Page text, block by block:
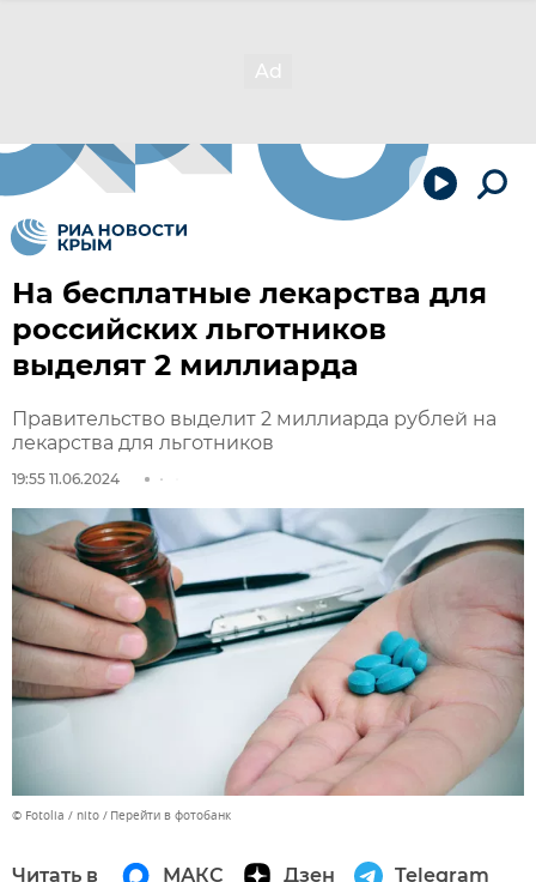
На бесплатные лекарства для
российских льготников
выделят 2 миллиарда
Правительство выделит 2 миллиарда рублей на
лекарства для льготников
19:55 11.06.2024
© Fotolia / nito Перейти в фотобанк
Читать в МАКС Дзен Telegram